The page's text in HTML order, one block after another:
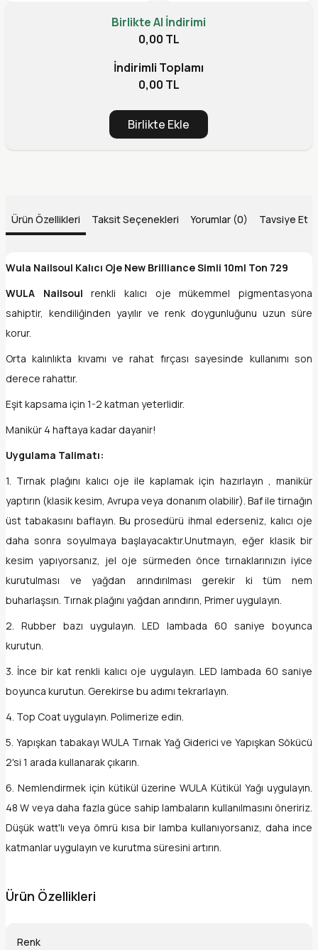
Birlikte Al İndirimi
0,00 TL
İndirimli Toplamı
0,00 TL
Birlikte Ekle
Ürün Özellikleri Taksit Seçenekleri Yorumlar (0) Tavsiye Et
Wula Nailsoul Kalıcı Oje New Brilliance Simli 10ml Ton 729
WULA Nailsoul renkli kalıcı oje mükemmel pigmentasyona
sahiptir, kendiliğinden yayılır ve renk doygunluğunu uzun süre
korur.
Orta kalınlıkta kıvamı ve rahat fırçası sayesinde kullanımı son
derece rahattır.
Eşit kapsama için 1-2 katman yeterlidir.
Manikür 4 haftaya kadar dayanir!
Uygulama Talimatı:
1. Tırnak plağını kalıcı oje ile kaplamak için hazırlayın , manikür
yaptırın (klasik kesim, Avrupa veya donanım olabilir). Baf ile tirnağın
üst tabakasını baflayın. Bu prosedürü ihmal ederseniz, kalıcı oje
daha sonra soyulmaya başlayacaktır.Unutmayın, eğer klasik bir
kesim yapıyorsanız, jel oje sürmeden önce tırnaklarınızın iyice
kurutulması ve yağdan arındırılması gerekir ki tüm nem
buharlaşsın. Tırnak plağını yağdan arındırın, Primer uygulayın.
2. Rubber bazı uygulayın. LED lambada 60 saniye boyunca
kurutun.
3. İnce bir kat renkli kalıcı oje uygulayın. LED lambada 60 saniye
boyunca kurutun. Gerekirse bu adımı tekrarlayın.
4. Top Coat uygulayın. Polimerize edin.
5. Yapışkan tabakayı WULA Tırnak Yağ Giderici ve Yapışkan Sökücü
2'si 1 arada kullanarak çıkarın.
6. Nemlendirmek için kütikül üzerine WULA Kütikül Yağı uygulayın.
48 W veya daha fazla güce sahip lambaların kullanılmasını öneririz.
Düşük watt'lı veya ömrü kısa bir lamba kullanıyorsanız, daha ince
katmanlar uygulayın ve kurutma süresini artırın.
Ürün Özellikleri
Renk